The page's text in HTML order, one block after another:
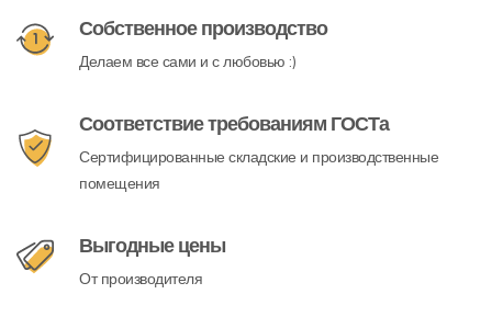
Собственное производство
Делаем все сами и с любовью :)
Соответствие требованиям ГОСТа
Сертифицированные складские и производственные
помещения
Выгодные цены
От производителя